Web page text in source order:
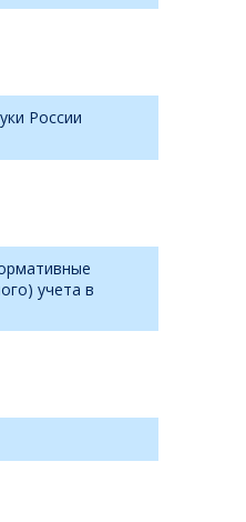
России
учета в